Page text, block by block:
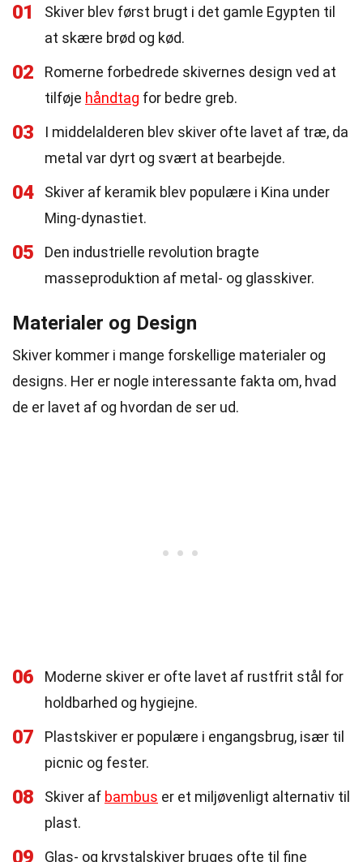
01
Skiver blev først brugt i det gamle Egypten til
at skære brød og kød.
02
Romerne forbedrede skivernes design ved at
tilføje håndtag for bedre greb.
03
I middelalderen blev skiver ofte lavet af træ, da
metal var dyrt og svært at bearbejde.
04
Skiver af keramik blev populære i Kina under
Ming-dynastiet.
05
Den industrielle revolution bragte
masseproduktion af metal- og glasskiver.
Materialer og Design
Skiver kommer i mange forskellige materialer og
designs. Her er nogle interessante fakta om, hvad
de er lavet af og hvordan de ser ud.
06
Moderne skiver er ofte lavet af rustfrit stål for
holdbarhed og hygiejne.
07
Plastskiver er populære i engangsbrug, især til
picnic og fester.
08 Skiver af bambus er et miljøvenligt alternativ til
plast.
09
Glas- og krystalskiver bruges ofte til fine